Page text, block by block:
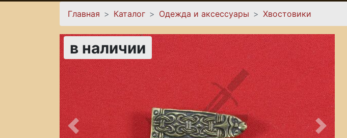
Вы здесь
Главная Каталог Одежда и аксессуары Хвостовики
в наличии
Предыдущее